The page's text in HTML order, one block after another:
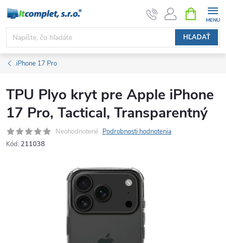
Prejsť
obsah
HĽADAŤ
KOŠÍK
iPhone 17 Pro
TPU Plyo kryt pre Apple iPhone
17 Pro, Tactical, Transparentný
Neohodnotené Podrobnosti hodnotenia
Kód: 211038